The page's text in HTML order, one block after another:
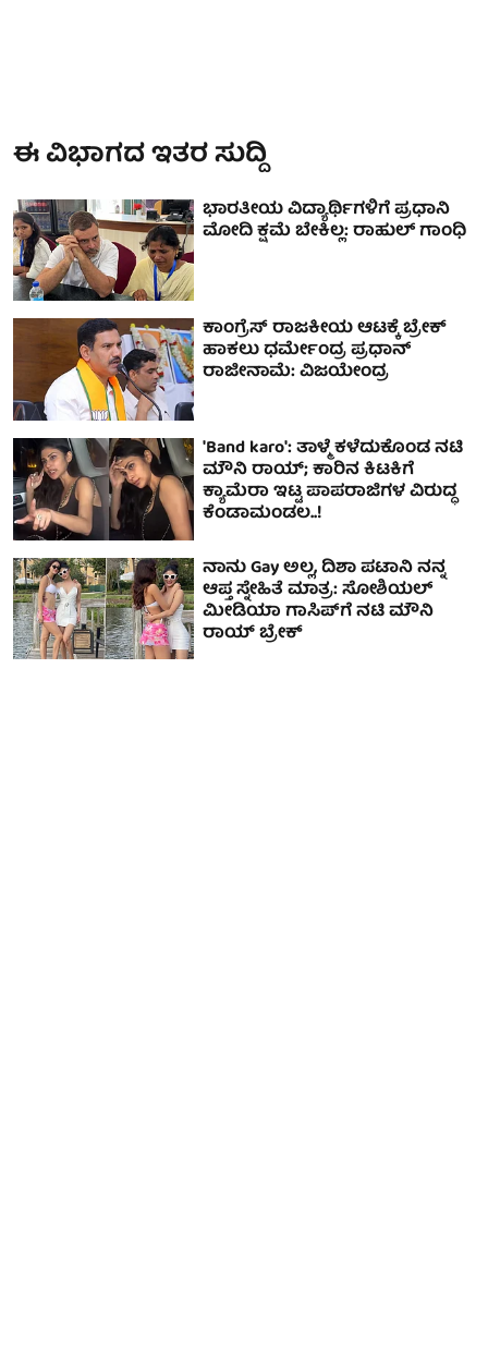
ಈ ವಿಭಾಗದ ಇತರ ಸುದ್ದಿ
ಭಾರತೀಯ ವಿದ್ಯಾರ್ಥಿಗಳಿಗೆ ಪ್ರಧಾನಿ
ಮೋದಿ ಕ್ಷಮೆ ಬೇಕಿಲ್ಲ: ರಾಹುಲ್ ಗಾಂಧಿ
ಕಾಂಗ್ರೆಸ್ ರಾಜಕೀಯ ಆಟಕ್ಕೆ ಬ್ರೇಕ್
ಹಾಕಲು ಧರ್ಮೇಂದ್ರ ಪ್ರಧಾನ್
ರಾಜೀನಾಮೆ: ವಿಜಯೇಂದ್ರ
'Band karo': ತಾಳ್ಮೆ ಕಳೆದುಕೊಂಡ ನಟಿ
ಮೌನಿ ರಾಯ್; ಕಾರಿನ ಕಿಟಕಿಗೆ
ಕ್ಯಾಮೆರಾ ಇಟ್ಟ ಪಾಪರಾಜಿಗಳ ವಿರುದ್ಧ
ಕೆಂಡಾಮಂಡಲ..!
ನಾನು Gay ಅಲ್ಲ, ದಿಶಾ ಪಟಾನಿ ನನ್ನ
ಆಪ್ತ ಸ್ನೇಹಿತೆ ಮಾತ್ರ: ಸೋಶಿಯಲ್
ಮೀಡಿಯಾ ಗಾಸಿಪ್‌ಗೆ ನಟಿ ಮೌನಿ
ರಾಯ್ ಬ್ರೇಕ್